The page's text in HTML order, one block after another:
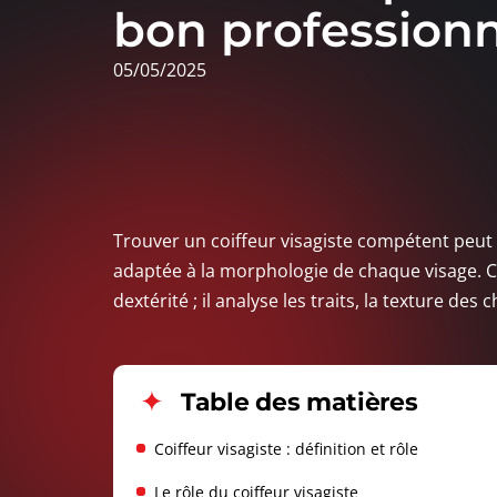
bon
05/05/2025
Trouver un coiffeur visagiste compétent
adaptée à la morphologie de chaque visage.
dextérité ; il analyse les traits, la texture des
Table des matières
Coiffeur visagiste : définition et rôle
Le rôle du coiffeur visagiste